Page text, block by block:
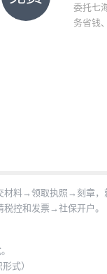
委托七
务省钱
料→领取执照→刻章，
控和发票→社保开户。
式）